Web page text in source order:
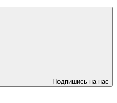
Подпишись на нас